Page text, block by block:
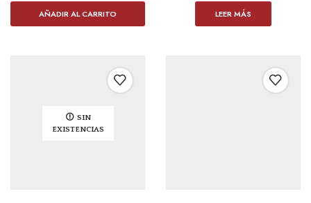
AÑADIR AL CARRITO LEER MÁS
SIN
EXISTENCIAS